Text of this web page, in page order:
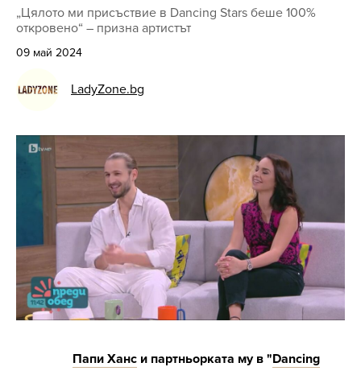
„Цялото ми присъствие в Dancing Stars беше 100%
откровено“ – призна артистът
09 май 2024
LadyZone.bg
Папи Ханс и партньорката му в "Dancing